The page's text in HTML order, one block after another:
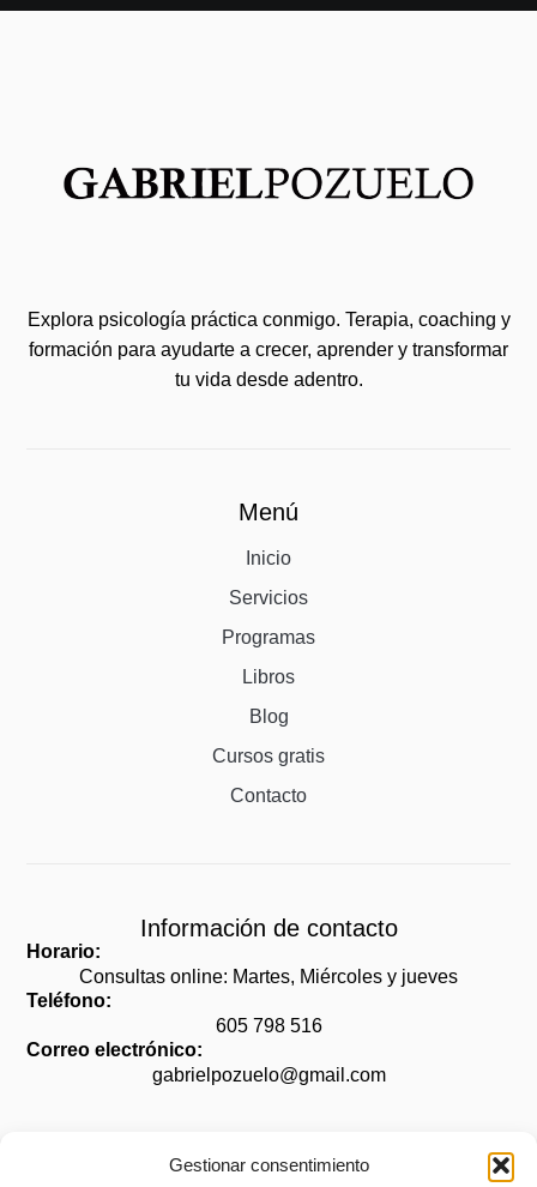
Gestionar consentimiento
Explora psicología práctica conmigo. Terapia, coaching y
formación para ayudarte a crecer, aprender y transformar
tu vida desde adentro.
Menú
Inicio
Servicios
Programas
Libros
Blog
Cursos gratis
Contacto
Información de contacto
Horario:
Consultas online: Martes, Miércoles y jueves
Teléfono:
605 798 516
Correo electrónico:
gabrielpozuelo@gmail.com